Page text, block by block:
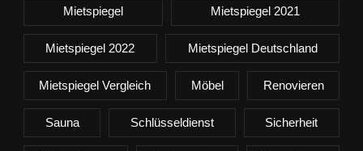
Mietspiegel Mietspiegel 2021
Mietspiegel 2022 Mietspiegel Deutschland
Mietspiegel Vergleich Möbel Renovieren
Sauna Schlüsseldienst Sicherheit